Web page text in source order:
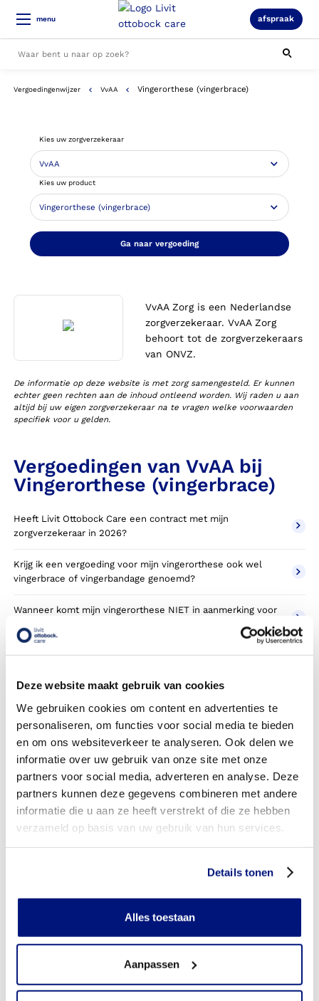
Deze website maakt gebruik van cookies
We gebruiken cookies om content en advertenties te
personaliseren, om functies voor social media te bieden
en om ons websiteverkeer te analyseren. Ook delen we
informatie over uw gebruik van onze site met onze
partners voor social media, adverteren en analyse. Deze
partners kunnen deze gegevens combineren met andere
informatie die u aan ze heeft verstrekt of die ze hebben
verzameld op basis van uw gebruik van hun services.
Details tonen
Alles toestaan
Aanpassen
menu afspraak
Alle resultaten
Vergoedingenwijzer VvAA Vingerorthese (vingerbrace)
Kies uw zorgverzekeraar
Kies uw product
Ga naar vergoeding
VvAA Zorg is een Nederlandse
zorgverzekeraar. VvAA Zorg
behoort tot de zorgverzekeraars
van ONVZ.
De informatie op deze website is met zorg samengesteld. Er kunnen
echter geen rechten aan de inhoud ontleend worden. Wij raden u aan
altijd bij uw eigen zorgverzekeraar na te vragen welke voorwaarden
specifiek voor u gelden.
Vergoedingen van VvAA bij
Vingerorthese (vingerbrace)
Heeft Livit Ottobock Care een contract met mijn
zorgverzekeraar in 2026?
Krijg ik een vergoeding voor mijn vingerorthese ook wel
vingerbrace of vingerbandage genoemd?
Wanneer komt mijn vingerorthese NIET in aanmerking voor
Wordt mijn vingerorthese vergoed uit de basisverzekering?
Wordt mijn vingerorthese vergoed vanuit een aanvullende
Is de vingerorthese individueel vervaardigd of verkrijgbaar
in confectie standaard uitvoeringen?
Is de vingerorthese mijn eigendom?
Wanneer mag mijn vingerorthese vervangen worden?
Wat valt er binnen de vergoeding van een vingerorthese?
Wordt een vingerorthese die ik gebruik voor sporten
betaald door mijn zorgverzekering?
Betaal ik een eigen bijdrage voor de vingerorthese?